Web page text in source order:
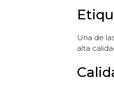
Una de
alta